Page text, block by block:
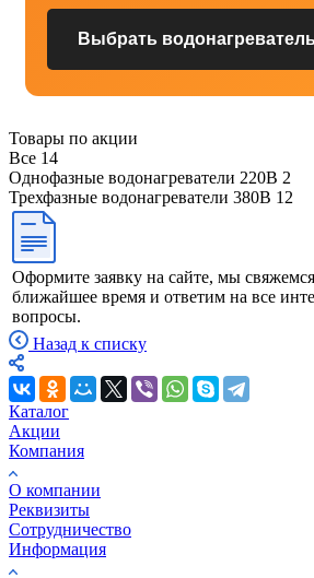
Выбрать
Товары по акции
Все 14
Однофазные водонагреватели 220В 2
Трехфазные водонагреватели 380В 12
Оформите заявку на сайте, мы
ближайшее время и ответим на все
вопросы.
Назад к списку
Каталог
Акции
Компания
О компании
Реквизиты
Сотрудничество
Информация